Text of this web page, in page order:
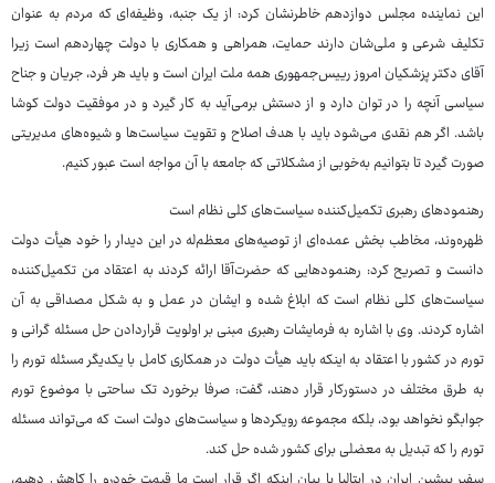
این نماینده مجلس دوازدهم خاطرنشان کرد: از یک جنبه، وظیفه‌ای که مردم به عنوان
تکلیف شرعی و ملی‌شان دارند حمایت، همراهی و همکاری با دولت چهاردهم است زیرا
آقای دکتر پزشکیان امروز رییس‌جمهوری همه ملت ایران است و باید هر فرد، جریان و جناح
سیاسی آنچه را در توان دارد و از دستش برمی‌آید به کار گیرد و در موفقیت دولت کوشا
باشد. اگر هم نقدی می‌شود باید با هدف اصلاح و تقویت سیاست‌ها و شیوه‌های مدیریتی
صورت گیرد تا بتوانیم به‌خوبی از مشکلاتی که جامعه با آن مواجه است عبور کنیم.
رهنمودهای رهبری تکمیل‌کننده سیاست‌های کلی نظام است
ظهره‌وند، مخاطب بخش عمده‌ای از توصیه‌های معظم‌له در این دیدار را خود هیأت دولت
دانست و تصریح کرد: رهنمودهایی که حضرت‌آقا ارائه کردند به اعتقاد من تکمیل‌کننده
سیاست‌های کلی نظام است که ابلاغ شده و ایشان در عمل و به شکل مصداقی به آن
اشاره کردند. وی با اشاره به فرمایشات رهبری مبنی بر اولویت قراردادن حل مسئله گرانی و
تورم در کشور با اعتقاد به اینکه باید هیأت دولت در همکاری کامل با یکدیگر مسئله تورم را
به طرق مختلف در دستورکار قرار دهند، گفت: صرفا برخورد تک ساحتی با موضوع تورم
جوابگو نخواهد بود، بلکه مجموعه رویکردها و سیاست‌های دولت است که می‌تواند مسئله
تورم را که تبدیل به معضلی برای کشور شده حل کند.